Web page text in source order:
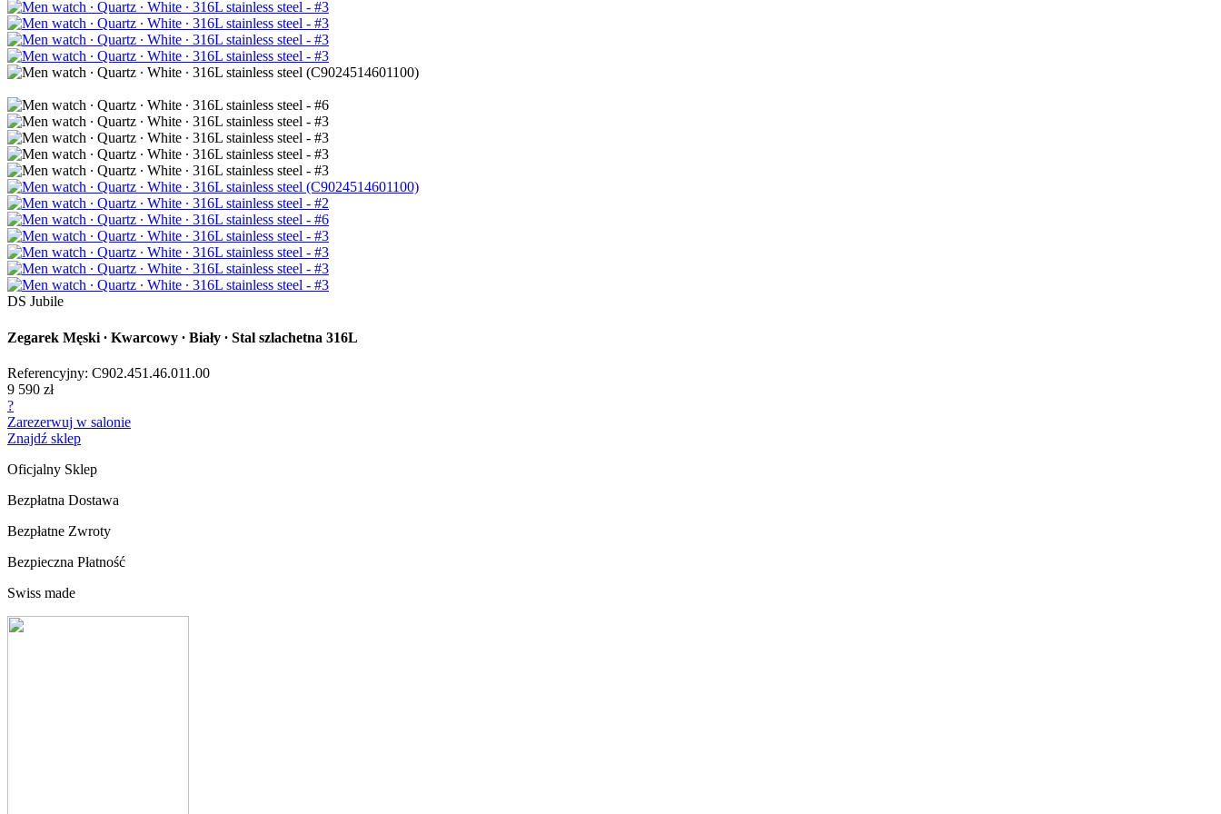
DS Jubile
Zegarek Męski ∙ Kwarcowy ∙ Biały ∙ Stal szlachetna 316L
Referencyjny: C902.451.46.011.00
9 590 zł
?
Zarezerwuj w salonie
Znajdź sklep
Oficjalny Sklep
Bezpłatna Dostawa
Bezpłatne Zwroty
Bezpieczna Płatność
Swiss made